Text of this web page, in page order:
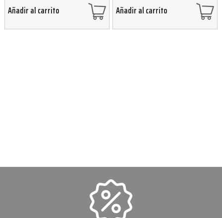
Añadir al carrito Añadir al carrito